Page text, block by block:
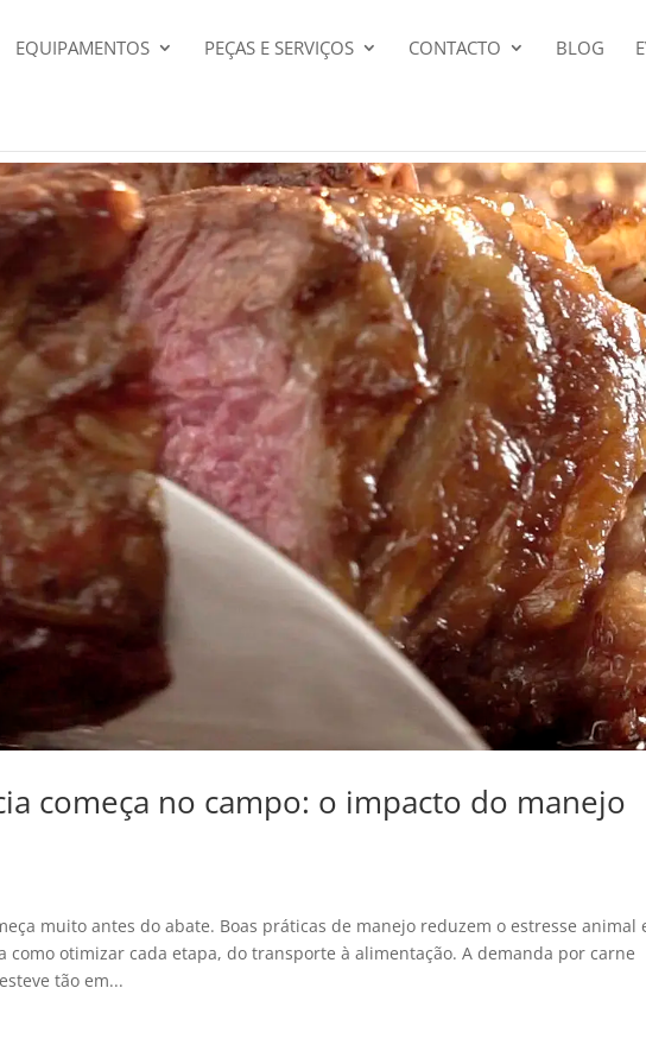
EQUIPAMENTOS PEÇAS E SERVIÇOS CONTACTO BLOG
começa no campo: o impacto do manejo
muito antes do abate. Boas práticas de manejo reduzem o estresse animal
como otimizar cada etapa, do transporte à alimentação. A demanda por carne
tão em...